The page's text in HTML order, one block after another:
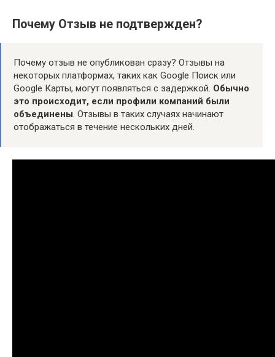
Почему Отзыв не подтвержден?
Почему отзыв не опубликован сразу? Отзывы на
некоторых платформах, таких как Google Поиск или
Google Карты, могут появляться с задержкой. Обычно
это происходит, если профили компаний были
объединены. Отзывы в таких случаях начинают
отображаться в течение нескольких дней.